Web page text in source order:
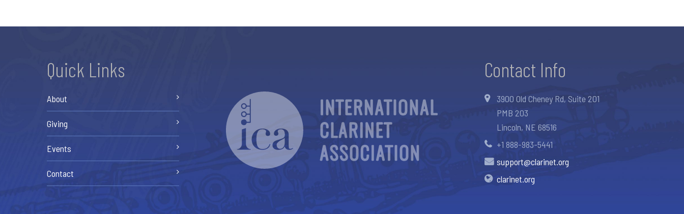
Quick Links
About
Giving
Events
Contact
Contact Info
3900 Old Cheney Rd, Suite 201
PMB 203
Lincoln, NE 68516
+1 888-983-5441
support@clarinet.org
clarinet.org